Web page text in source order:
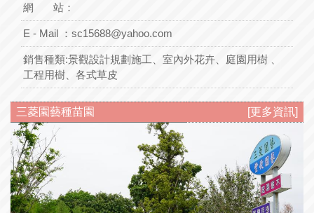
網 站：
E - Mail ： sc15688@yahoo.com
銷售種類:景觀設計規劃施工、室內外花卉、庭園用樹 、
工程用樹、各式草皮
三菱園藝種苗園 [更多資訊]